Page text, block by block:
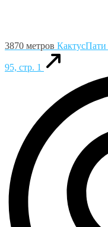
3870 метров КактусПати
95, стр. 1